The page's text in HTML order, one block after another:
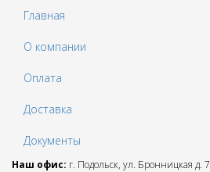
Главная
О компании
Оплата
Доставка
Документы
Наш офис: г. Подольск, ул. Бронницкая д. 7